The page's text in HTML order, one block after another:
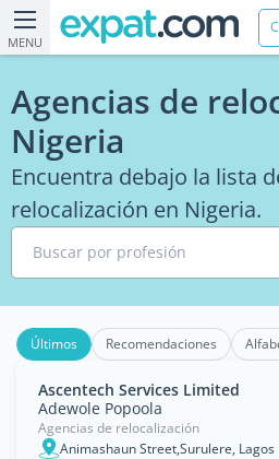
MENU
Agencias de
Nigeria
Encuentra debajo la lista
relocalización en Nigeria.
Buscar por profesión
Últimos Recomendaciones
Ascentech Services Limited
Adewole Popoola
Agencias de relocalización
Animashaun Street,Surulere, Lagos